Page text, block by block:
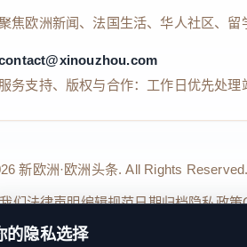
焦欧洲新闻、法国生活、华人社区、
服务支持、版权与合作：工作日优先处理
新欧洲·欧洲头条. All Rights
们法律声明编辑规范日期归档隐私政策
的隐私选择